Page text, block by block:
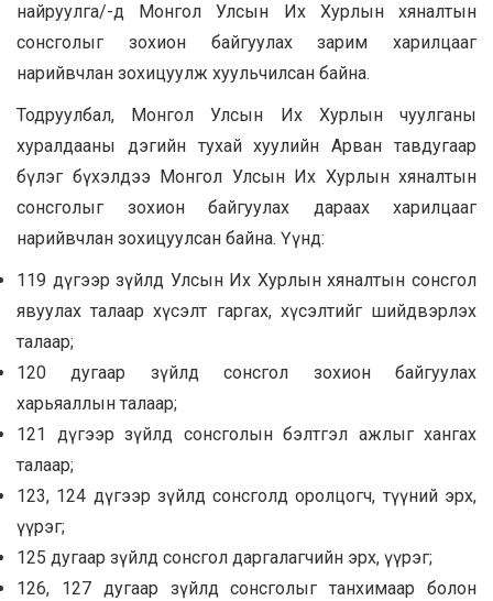
найруулга/-д Монгол Улсын Их Хурлын хяналтын
сонсголыг зохион байгуулах зарим харилцааг
нарийвчлан зохицуулж хуульчилсан байна.
Тодруулбал, Монгол Улсын Их Хурлын чуулганы
хуралдааны дэгийн тухай хуулийн Арван тавдугаар
бүлэг бүхэлдээ Монгол Улсын Их Хурлын хяналтын
сонсголыг зохион байгуулах дараах харилцааг
нарийвчлан зохицуулсан байна. Үүнд:
119 дүгээр зүйлд Улсын Их Хурлын хяналтын сонсгол
явуулах талаар хүсэлт гаргах, хүсэлтийг шийдвэрлэх
талаар;
120 дугаар зүйлд сонсгол зохион байгуулах
харьяаллын талаар;
121 дүгээр зүйлд сонсголын бэлтгэл ажлыг хангах
талаар;
123, 124 дүгээр зүйлд сонсголд оролцогч, түүний эрх,
үүрэг;
125 дугаар зүйлд сонсгол даргалагчийн эрх, үүрэг;
126, 127 дугаар зүйлд сонсголыг танхимаар болон